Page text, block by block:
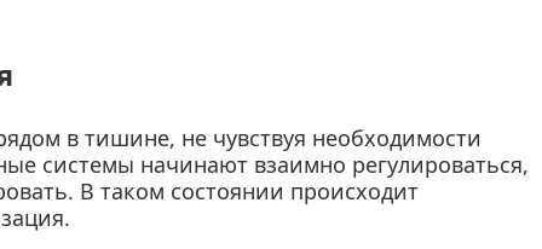
в тишине, не чувствуя необходимости
системы начинают взаимно регулироваться,
В таком состоянии происходит